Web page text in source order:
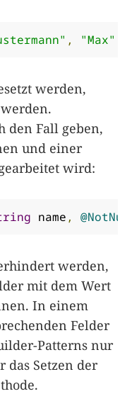
, "Max"
werden,
den Fall geben,
und einer
wird:
name ,
werden,
mit dem Wert
In einem
Felder
Patterns nur
das Setzen der